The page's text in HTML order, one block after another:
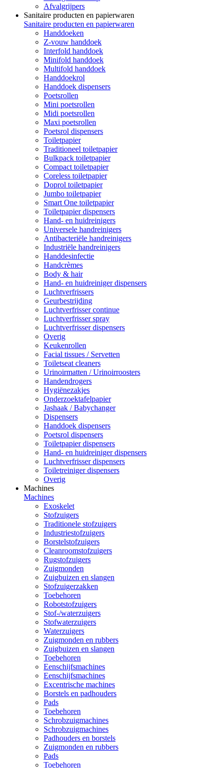
Afvalgrijpers
Sanitaire producten en papierwaren
Sanitaire producten en papierwaren
Handdoeken
Z-vouw handdoek
Interfold handdoek
Minifold handdoek
Multifold handdoek
Handdoekrol
Handdoek dispensers
Poetsrollen
Mini poetsrollen
Midi poetsrollen
Maxi poetsrollen
Poetsrol dispensers
Toiletpapier
Traditioneel toiletpapier
Bulkpack toiletpapier
Compact toiletpapier
Coreless toiletpapier
Doprol toiletpapier
Jumbo toiletpapier
Smart One toiletpapier
Toiletpapier dispensers
Hand- en huidreinigers
Universele handreinigers
Antibacteriële handreinigers
Industriële handreinigers
Handdesinfectie
Handcrèmes
Body & hair
Hand- en huidreiniger dispensers
Luchtverfrissers
Geurbestrijding
Luchtverfrisser continue
Luchtverfrisser spray
Luchtverfrisser dispensers
Overig
Keukenrollen
Facial tissues / Servetten
Toiletseat cleaners
Urinoirmatten / Urinoirroosters
Handendrogers
Hygiënezakjes
Onderzoektafelpapier
Jashaak / Babychanger
Dispensers
Handdoek dispensers
Poetsrol dispensers
Toiletpapier dispensers
Hand- en huidreiniger dispensers
Luchtverfrisser dispensers
Toiletreiniger dispensers
Overig
Machines
Machines
Exoskelet
Stofzuigers
Traditionele stofzuigers
Industriestofzuigers
Borstelstofzuigers
Cleanroomstofzuigers
Rugstofzuigers
Zuigmonden
Zuigbuizen en slangen
Stofzuigerzakken
Toebehoren
Robotstofzuigers
Stof-/waterzuigers
Stofwaterzuigers
Waterzuigers
Zuigmonden en rubbers
Zuigbuizen en slangen
Toebehoren
Eenschijfsmachines
Eenschijfsmachines
Excentrische machines
Borstels en padhouders
Pads
Toebehoren
Schrobzuigmachines
Schrobzuigmachines
Padhouders en borstels
Zuigmonden en rubbers
Pads
Toebehoren